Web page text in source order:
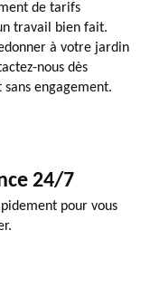
de tarifs
travail bien fait.
à votre jardin
nous dès
engagement.
24/7
pour vous